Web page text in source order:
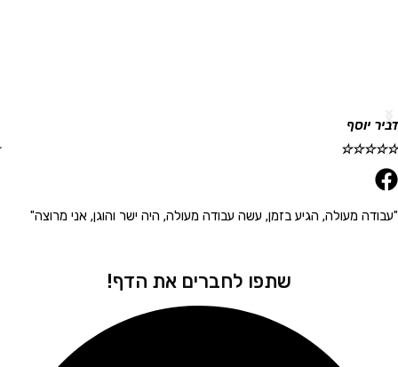
☆
☆
מעולה, הגיע בזמן, עשה עבודה מעולה, היה ישר והוגן, אני מרוצה"
שתפו לחברים את הדף!